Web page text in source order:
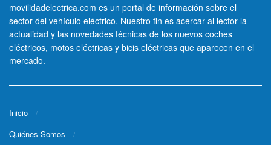
movilidadelectrica.com es un portal de información sobre el
sector del vehículo eléctrico. Nuestro fin es acercar al lector la
actualidad y las novedades técnicas de los nuevos coches
eléctricos, motos eléctricas y bicis eléctricas que aparecen en el
mercado.
Inicio
Quiénes Somos